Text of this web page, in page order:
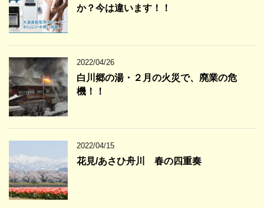
か？今は違います！！
2022/04/26
白川郷の湯・２月の火災で、廃業の危
機！！
2022/04/15
花見/あさひ舟川 春の四重奏